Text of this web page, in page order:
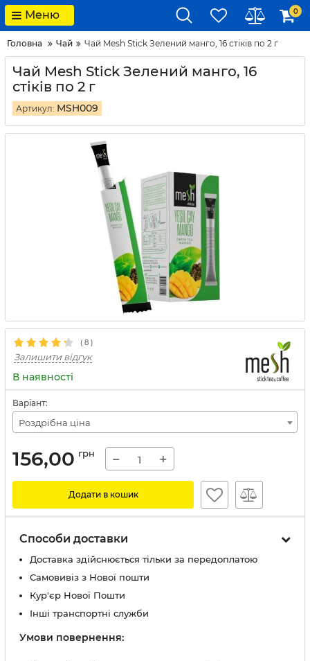
Меню 0
Головна Чай Чай Mesh Stick Зелений манго, 16 стіків по 2 г
Чай Mesh Stick Зелений манго, 16
стіків по 2 г
Артикул: MSH009
( 8 )
Залишити відгук
В наявності
Варіант:
Роздрібна ціна
156,00 грн − +
Додати в кошик
Способи доставки
Доставка здійснюється тільки за передоплатою
Самовивіз з Нової пошти
Кур'єр Нової Пошти
Інші транспортні служби
Умови повернення: